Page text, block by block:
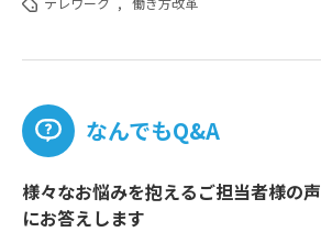
なんでもQ&A
様々なお悩みを抱えるご担当者様の声
にお答えします